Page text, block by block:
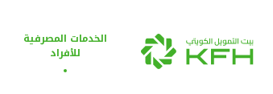
الخدمات المصرفية
للأفراد